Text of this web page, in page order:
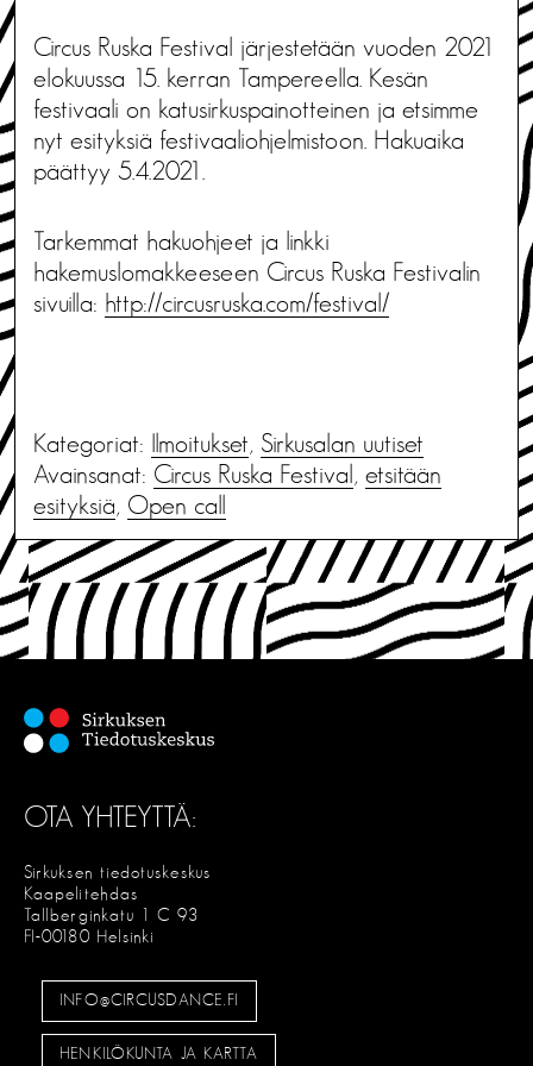
Circus Ruska Festival järjestetään vuoden 2021
elokuussa 15. kerran Tampereella. Kesän
festivaali on katusirkuspainotteinen ja etsimme
nyt esityksiä festivaaliohjelmistoon. Hakuaika
päättyy 5.4.2021.
Tarkemmat hakuohjeet ja linkki
hakemuslomakkeeseen Circus Ruska Festivalin
sivuilla: http://circusruska.com/festival/
Kategoriat: Ilmoitukset, Sirkusalan uutiset
Avainsanat: Circus Ruska Festival , etsitään
esityksiä, Open call
OTA YHTEYTTÄ:
Sirkuksen tiedotuskeskus
Kaapelitehdas
Tallberginkatu 1 C 93
FI-00180 Helsinki
INFO@CIRCUSDANCE.FI
HENKILÖKUNTA JA KARTTA